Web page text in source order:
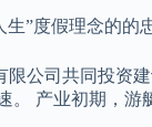
”度假理念的的
公司共同投资
产业初期，